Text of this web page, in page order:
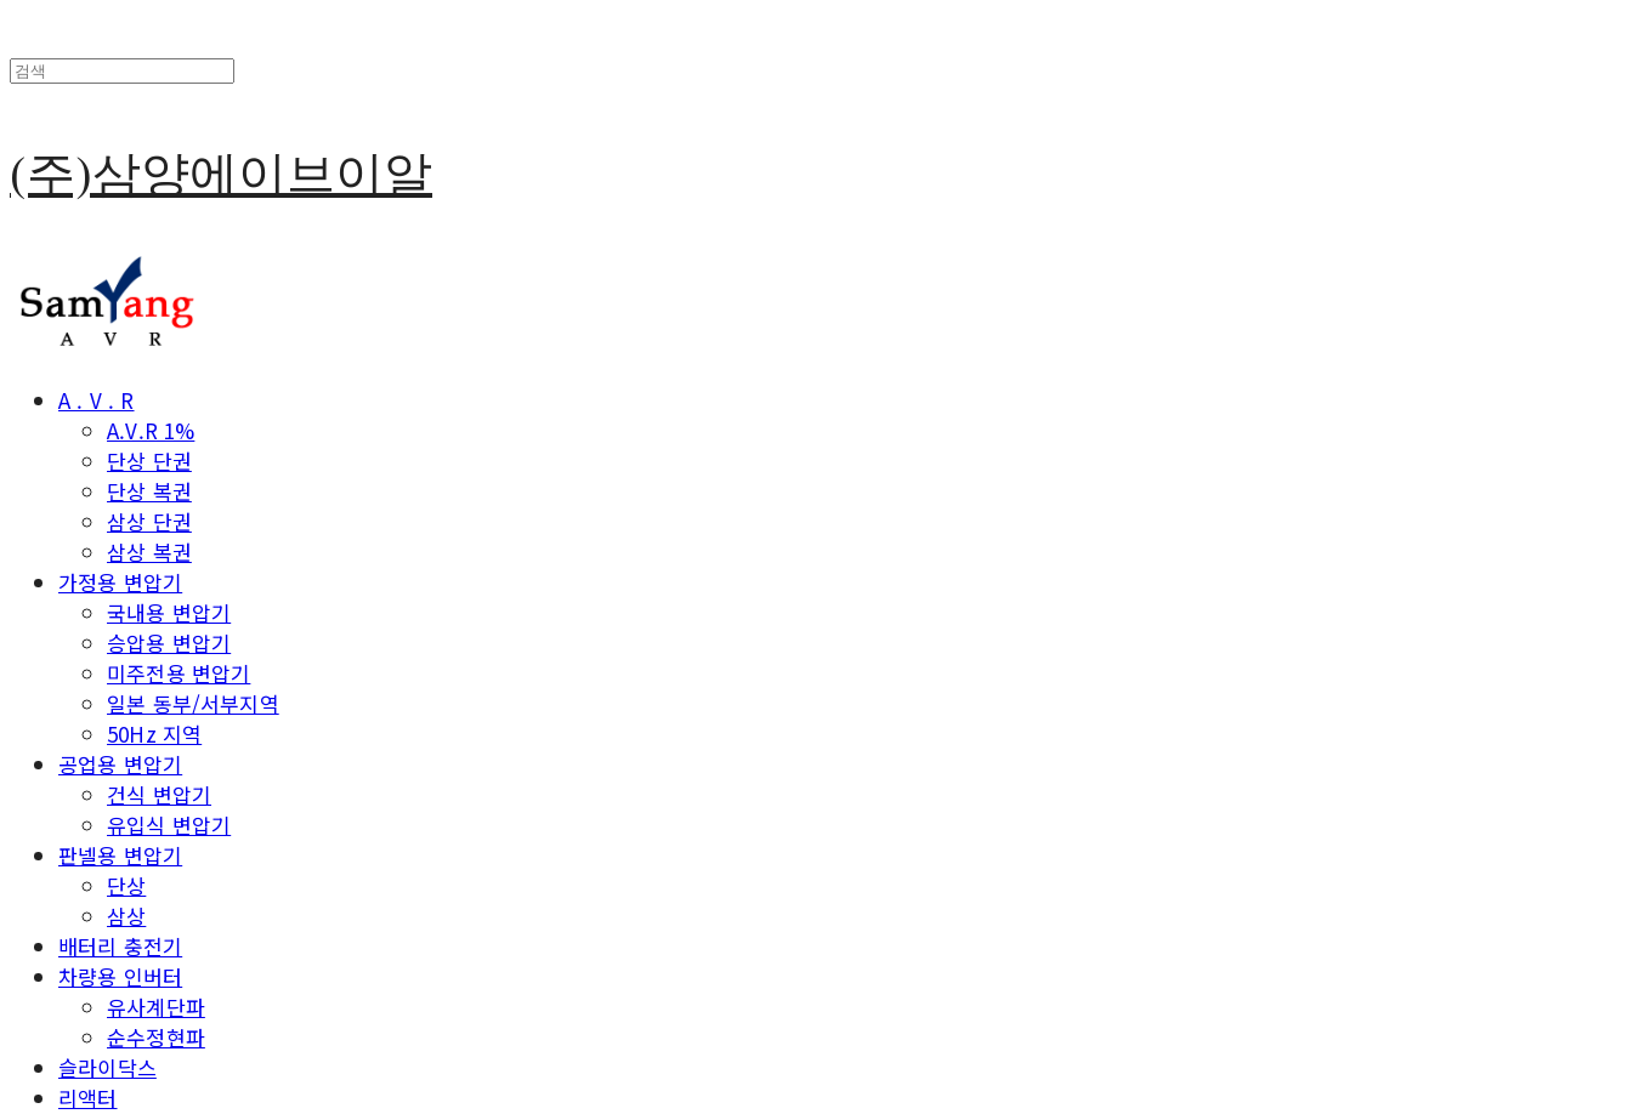
(주)삼양에이브이알
A . V . R
A.V.R 1%
단상 단권
단상 복권
삼상 단권
삼상 복권
가정용 변압기
국내용 변압기
승압용 변압기
미주전용 변압기
일본 동부/서부지역
50Hz 지역
공업용 변압기
건식 변압기
유입식 변압기
판넬용 변압기
단상
삼상
배터리 충전기
차량용 인버터
유사계단파
순수정현파
슬라이닥스
리액터